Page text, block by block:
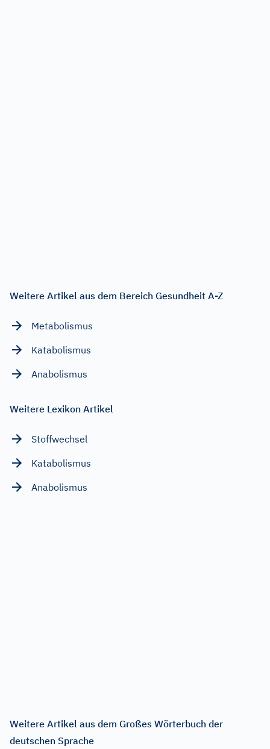
Weitere Artikel aus dem Bereich Gesundheit A-Z
Metabolismus
Katabolismus
Anabolismus
Weitere Lexikon Artikel
Stoffwechsel
Katabolismus
Anabolismus
Weitere Artikel aus dem Großes Wörterbuch der
deutschen Sprache